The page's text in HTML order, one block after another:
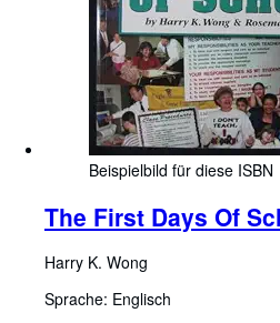
Beispielbild für diese ISBN
The First Days Of
Harry K. Wong
Sprache: Englisch